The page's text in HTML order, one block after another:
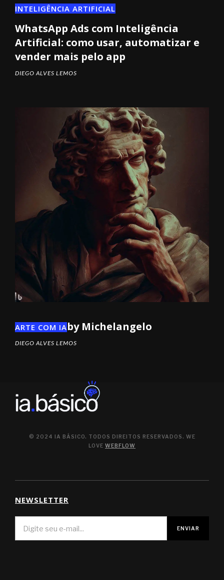
INTELIGÊNCIA ARTIFICIAL
WhatsApp Ads com Inteligência
Artificial: como usar, automatizar e
vender mais pelo app
DIEGO ALVES LEMOS
ARTE COM IAby Michelangelo
DIEGO ALVES LEMOS
© 2024 IA BÁSICO. TODOS DIREITOS RESERVADOS. WE
LOVE WEBFLOW
NEWSLETTER